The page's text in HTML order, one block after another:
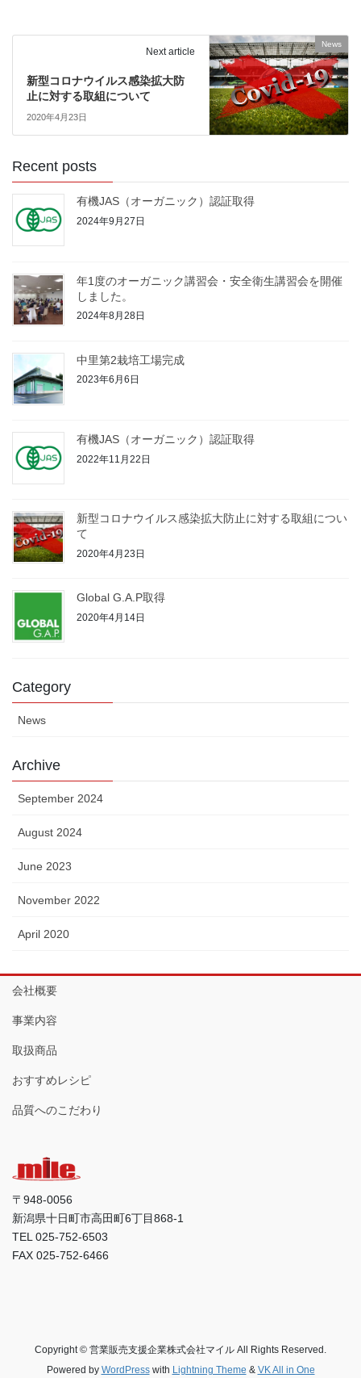
News
Next article
新型コロナウイルス感染拡大防
止に対する取組について
2020年4月23日
Recent posts
有機JAS（オーガニック）認証取得
2024年9月27日
年1度のオーガニック講習会・安全衛生講習会を開催
しました。
2024年8月28日
中里第2栽培工場完成
2023年6月6日
有機JAS（オーガニック）認証取得
2022年11月22日
新型コロナウイルス感染拡大防止に対する取組につい
て
2020年4月23日
Global G.A.P取得
2020年4月14日
Category
News
Archive
September 2024
August 2024
June 2023
November 2022
April 2020
会社概要
事業内容
取扱商品
おすすめレシピ
品質へのこだわり
〒948-0056
新潟県十日町市高田町6丁目868-1
TEL 025-752-6503
FAX 025-752-6466
Copyright © 営業販売支援企業株式会社マイル All Rights Reserved.
Powered by WordPresswith Lightning Theme & VK All in One